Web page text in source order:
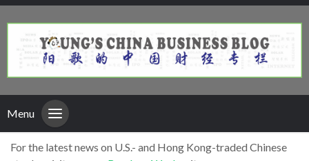
Menu
For the latest news on U.S.- and Hong Kong-traded Chinese